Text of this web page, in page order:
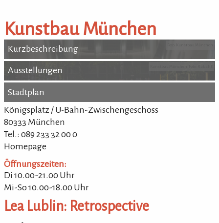
Kunstbau München
Kurzbeschreibung
Kurzbeschreibung
Ausstellungen
Ausstellungen
Stadtplan
Stadtplan
Königsplatz / U-Bahn-Zwischengeschoss
80333 München
Tel.: 089 233 32 00 0
Homepage
Öffnungszeiten:
Di 10.00-21.00 Uhr
Mi-So 10.00-18.00 Uhr
Lea Lublin: Retrospective